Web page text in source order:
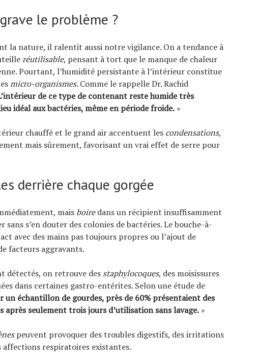
le problème ?
la nature, il ralentit aussi notre vigilance. On a tendance à
réutilisable, pensant à tort que le manque de chaleur
Pourtant, l’humidité persistante à l’intérieur constitue
micro-organismes. Comme le rappelle Dr. Rachid
de ce type de contenant reste humide très
idéal aux bactéries, même en période froide. »
chauffé et le grand air accentuent les condensations,
mais sûrement, favorisant un vrai effet de serre pour
derrière chaque gorgée
mais boiredans un récipient insuffisamment
s’en douter des colonies de bactéries. Le bouche-à-
avec des mains pas toujours propres ou l’ajout de
facteurs aggravants.
détectés, on retrouve des staphylocoques, des moisissures
dans certaines gastro-entérites. Selon une étude de
un échantillon de gourdes, près de 60% présentaient des
après seulement trois jours d’utilisation sans lavage. »
peuvent provoquer des troubles digestifs, des irritations
affections respiratoires existantes.